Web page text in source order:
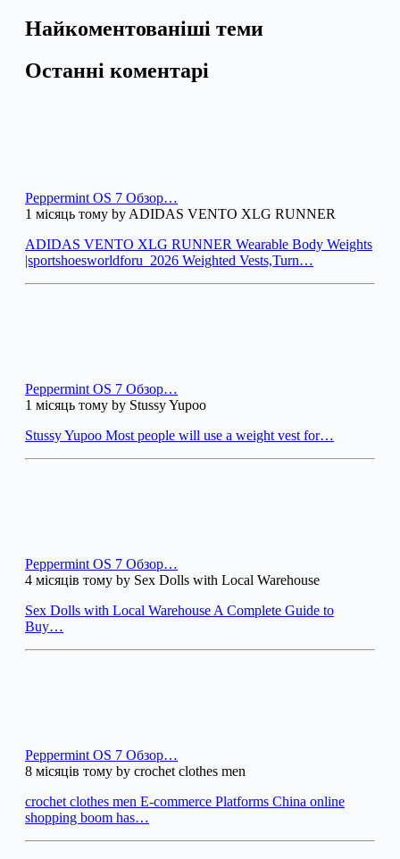
Найкоментованіші теми
Останні коментарі
Peppermint OS 7 Обзор…
1 місяць тому by ADIDAS VENTO XLG RUNNER
ADIDAS VENTO XLG RUNNER Wearable Body Weights
|sportshoesworldforu_2026 Weighted Vests,Turn…
Peppermint OS 7 Обзор…
1 місяць тому by Stussy Yupoo
Stussy Yupoo Most people will use a weight vest for…
Peppermint OS 7 Обзор…
4 місяців тому by Sex Dolls with Local Warehouse
Sex Dolls with Local Warehouse A Complete Guide to
Buy…
Peppermint OS 7 Обзор…
8 місяців тому by crochet clothes men
crochet clothes men E-commerce Platforms China online
shopping boom has…